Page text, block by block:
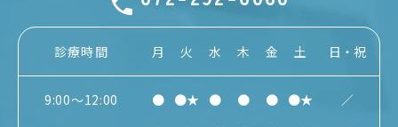
診療時間 月 火 水 木 金 土 日・祝
9:00～12:00 ● ●★ ● ● ● ●★
／